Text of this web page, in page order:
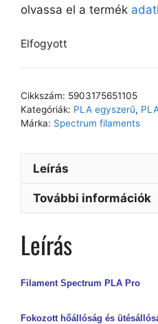
olvassa el a termék
Elfogyott
Cikkszám: 5903175651105
Kategóriák: PLA egyszerű,
Márka: Spectrum filaments
Leírás
További információk
Leírás
Filament Spectrum PLA Pro
Fokozott hőállóság és